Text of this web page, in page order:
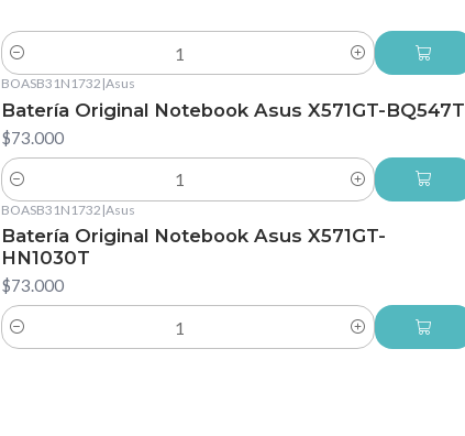
Cantidad
BOASB31N1732 |Asus
Batería Original Notebook Asus X571GT-BQ547T
$73.000
Cantidad
BOASB31N1732 |Asus
Batería Original Notebook Asus X571GT-
HN1030T
$73.000
Cantidad